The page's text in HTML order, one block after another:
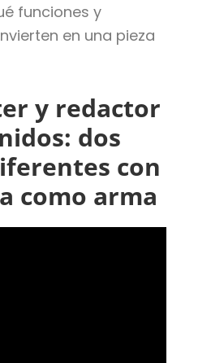
funciones y
en una pieza
y redactor
dos
con
como arma